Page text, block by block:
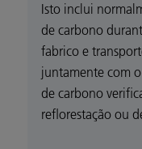
Isto inclui
de carbono
fabrico e
juntamente com
de carbono
reflorestação ou